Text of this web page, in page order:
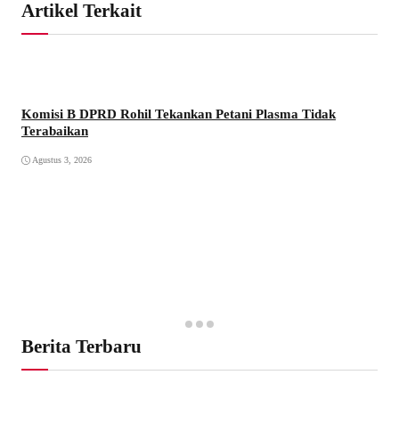
Artikel Terkait
Komisi B DPRD Rohil Tekankan Petani Plasma Tidak
Terabaikan
Agustus 3, 2026
Berita Terbaru